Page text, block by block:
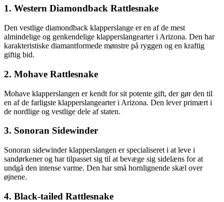
1. Western Diamondback Rattlesnake
Den vestlige diamondback klapperslange er en af de mest
almindelige og genkendelige klapperslangearter i Arizona. Den har
karakteristiske diamantformede mønstre på ryggen og en kraftig
giftig bid.
2. Mohave Rattlesnake
Mohave klapperslangen er kendt for sit potente gift, der gør den til
en af de farligste klapperslangearter i Arizona. Den lever primært i
de nordlige og vestlige dele af staten.
3. Sonoran Sidewinder
Sonoran sidewinder klapperslangen er specialiseret i at leve i
sandørkener og har tilpasset sig til at bevæge sig sidelæns for at
undgå den intense varme. Den har små hornlignende skæl over
øjnene.
4. Black-tailed Rattlesnake